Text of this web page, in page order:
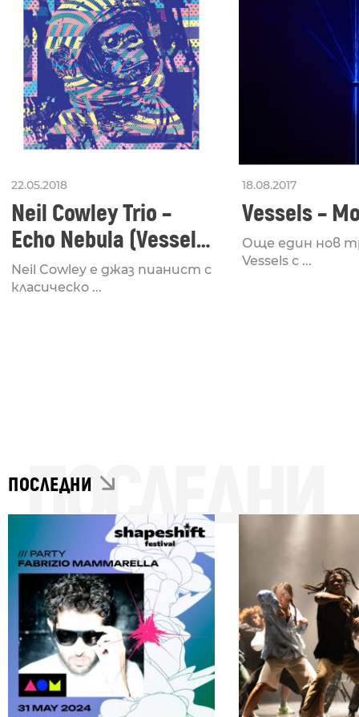
22.05.2018
Neil Cowley Trio –
Echo Nebula (Vessels
Remix)
Neil Cowley е джаз пианист с
класическо ...
18.08.2017
Vessels –
Още един нов
Vessels с ...
ПОСЛЕДНИ
ПОСЛЕДНИ